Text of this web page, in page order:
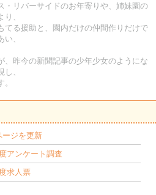
・リバーサイドのお年寄りや、姉妹園の
、
てる援助と、園内だけの仲間作りだけで
、
、昨今の新聞記事の少年少女のようにな
、
ージを更新
アンケート調査
求人票